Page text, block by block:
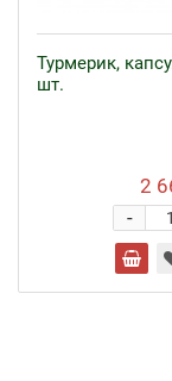
Турмерик,
шт.
2
-